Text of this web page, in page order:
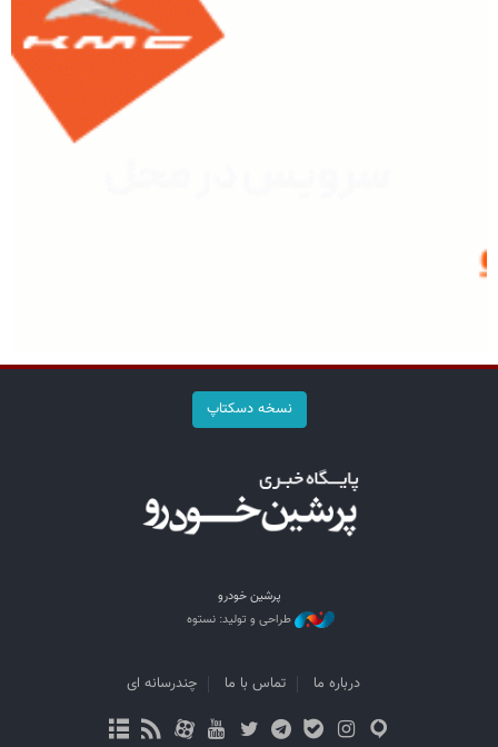
نسخه دسکتاپ
پرشین خودرو
طراحی و تولید: نستوه
درباره ما تماس با ما چندرسانه ای